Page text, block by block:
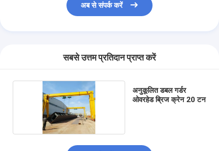
अब से संपर्क करें
सबसे उत्तम प्रतिदान प्राप्त करें
अनुकूलित डबल गर्डर
ओवरहेड ब्रिज क्रेन 20 टन